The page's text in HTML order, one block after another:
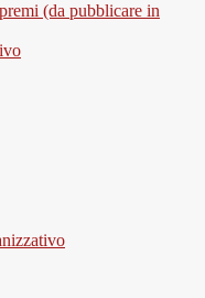
(da pubblicare in